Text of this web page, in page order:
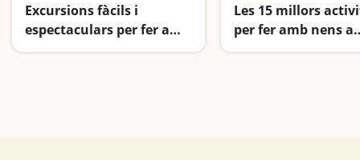
Excursions fàcils i
espectaculars per fer amb
nens a Andorra
Les 15 millors
per fer amb nens a
Andorra